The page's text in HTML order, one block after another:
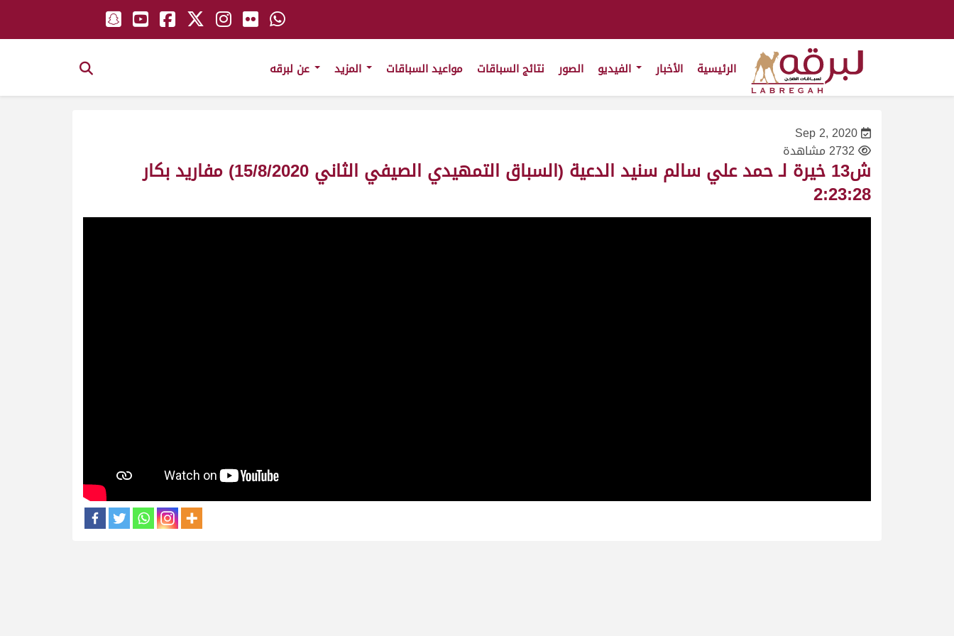
الرئيسية الأخبار الصور نتائج السباقات مواعيد السباقات
Sep 2, 2020
2732 مشاهدة
ش13 خيرة لـ حمد علي سالم سنيد الدعية (السباق التمهيدي الصيفي الثاني 15/8/2020) مفاريد بكار
2:23:28